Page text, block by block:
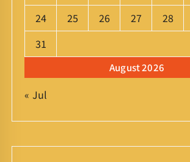
August 2026
24
25 26 27 28
31
« Jul